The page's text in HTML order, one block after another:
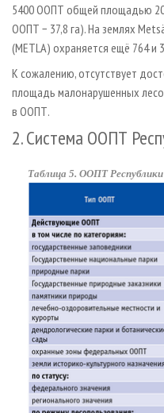
5400 ООПТ общей площадью
ООПТ − 37,8 га). На землях
(METLA) охраняется ещё 764 и
К сожалению, отсутствует
площадь малонарушенных
в ООПТ.
2. Система ООПТ
Таблица 5. ООПТ